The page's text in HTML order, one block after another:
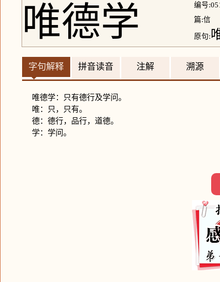
唯德学
编号
篇:信
原句:
字句解释 拼音读音 注解 溯源
唯德学：只有德行及学问。
唯：只，只有。
德：德行，品行，道德。
学：学问。